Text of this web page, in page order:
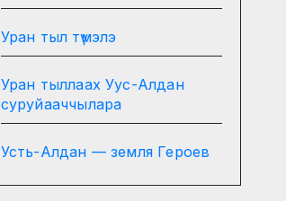
Уран тыл түмэлэ
Уран тыллаах Уус-Алдан
суруйааччылара
Усть-Алдан — земля Героев